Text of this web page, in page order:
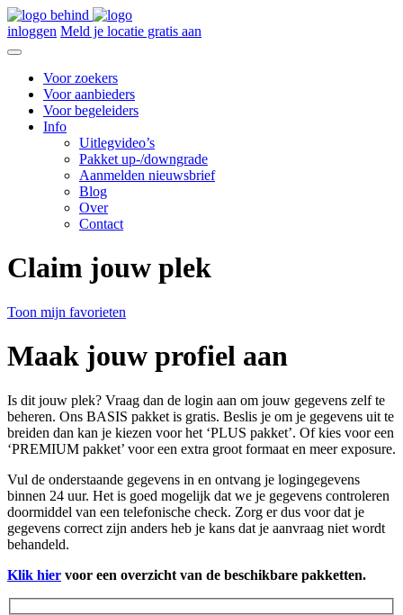
inloggen Meld je locatie gratis aan
Voor zoekers
Voor aanbieders
Voor begeleiders
Info
Uitlegvideo’s
Pakket up-/downgrade
Aanmelden nieuwsbrief
Blog
Over
Contact
Claim jouw plek
Toon mijn favorieten
Maak jouw profiel aan
Is dit jouw plek? Vraag dan de login aan om jouw gegevens zelf te
beheren. Ons BASIS pakket is gratis. Beslis je om je gegevens uit te
breiden dan kan je kiezen voor het ‘PLUS pakket’. Of kies voor een
‘PREMIUM pakket’ voor een extra groot formaat en meer exposure.
Vul de onderstaande gegevens in en ontvang je logingegevens
binnen 24 uur. Het is goed mogelijk dat we je gegevens controleren
doormiddel van een telefonische check. Zorg er dus voor dat je
gegevens correct zijn anders heb je kans dat je aanvraag niet wordt
behandeld.
Klik hier voor een overzicht van de beschikbare pakketten.